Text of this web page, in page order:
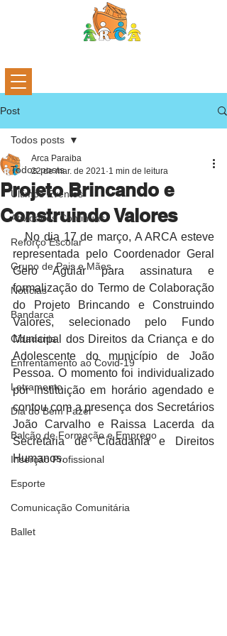
Post
Todos posts
Últimos Eventos
Atividades Continuas
Reforço Escolar
Grupo de Pais e Mães
Notícias
Bandarca
Cidadania
Enfrentamento ao Covid-19
Letramento
Dia do Bem Fazer
Balcão de Formação e Emprego
Inserção Profissional
Esporte
Comunicação Comunitária
Ballet
Todos posts
Projeto Brincando e
Construindo Valores
Arca Paraiba
22 de mar. de 2021 1 min de leitura
   No dia 17 de março, A ARCA esteve
representada pelo Coordenador Geral
Gero Aguiar para assinatura e
formalização do Termo de Colaboração
do Projeto Brincando e Construindo
Valores, selecionado pelo Fundo
Municipal dos Direitos da Criança e do
Adolescente do município de João
Pessoa. O momento foi individualizado
por instituição em horário agendado e
contou com a presença dos Secretários
João Carvalho e Raissa Lacerda da
Secretaria de Cidadania e Direitos
Humanos.